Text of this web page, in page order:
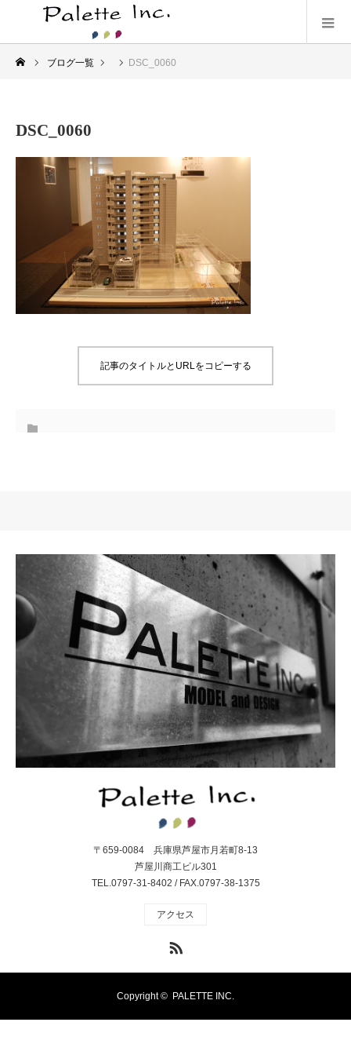
ブログ一覧 DSC_0060
DSC_0060
記事のタイトルとURLをコピーする
〒659-0084 兵庫県芦屋市月若町8-13
芦屋川商工ビル301
TEL.0797-31-8402 / FAX.0797-38-1375
アクセス
Copyright © PALETTE INC.